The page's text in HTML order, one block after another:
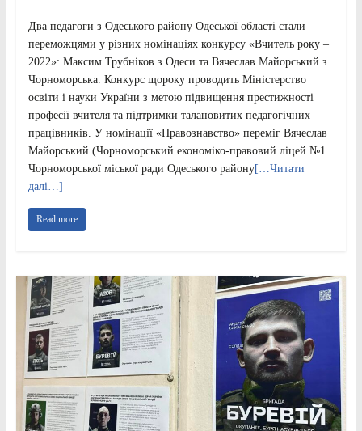
Два педагоги з Одеського району Одеської області стали
переможцями у різних номінаціях конкурсу «Вчитель року –
2022»: Максим Трубніков з Одеси та Вячеслав Майорський з
Чорноморська. Конкурс щороку проводить Міністерство
освіти і науки України з метою підвищення престижності
професії вчителя та підтримки талановитих педагогічних
працівників. У номінації «Правознавство» переміг Вячеслав
Майорський (Чорноморський економіко-правовий ліцей №1
Чорноморської міської ради Одеського району[…Читати
далі…]
Read more